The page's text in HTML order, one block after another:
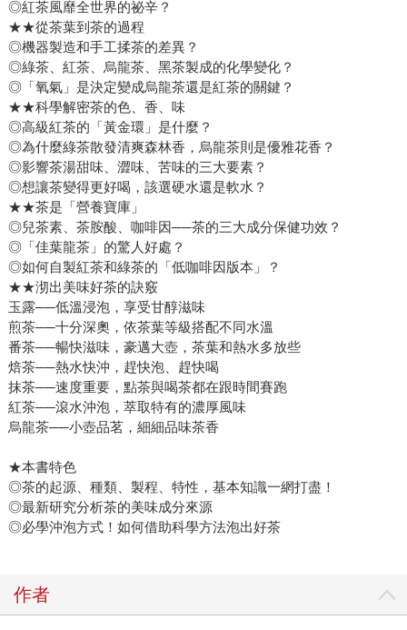
◎紅茶風靡全世界的祕辛？
★★從茶葉到茶的過程
◎機器製造和手工揉茶的差異？
◎綠茶、紅茶、烏龍茶、黑茶製成的化學變化？
◎「氧氣」是決定變成烏龍茶還是紅茶的關鍵？
★★科學解密茶的色、香、味
◎高級紅茶的「黃金環」是什麼？
◎為什麼綠茶散發清爽森林香，烏龍茶則是優雅花香？
◎影響茶湯甜味、澀味、苦味的三大要素？
◎想讓茶變得更好喝，該選硬水還是軟水？
★★茶是「營養寶庫」
◎兒茶素、茶胺酸、咖啡因──茶的三大成分保健功效？
◎「佳葉龍茶」的驚人好處？
◎如何自製紅茶和綠茶的「低咖啡因版本」？
★★沏出美味好茶的訣竅
玉露──低溫浸泡，享受甘醇滋味
煎茶──十分深奧，依茶葉等級搭配不同水溫
番茶──暢快滋味，豪邁大壺，茶葉和熱水多放些
焙茶──熱水快沖，趕快泡、趕快喝
抹茶──速度重要，點茶與喝茶都在跟時間賽跑
紅茶──滾水沖泡，萃取特有的濃厚風味
烏龍茶──小壺品茗，細細品味茶香
★本書特色
◎茶的起源、種類、製程、特性，基本知識一網打盡！
◎最新研究分析茶的美味成分來源
◎必學沖泡方式！如何借助科學方法泡出好茶
作者